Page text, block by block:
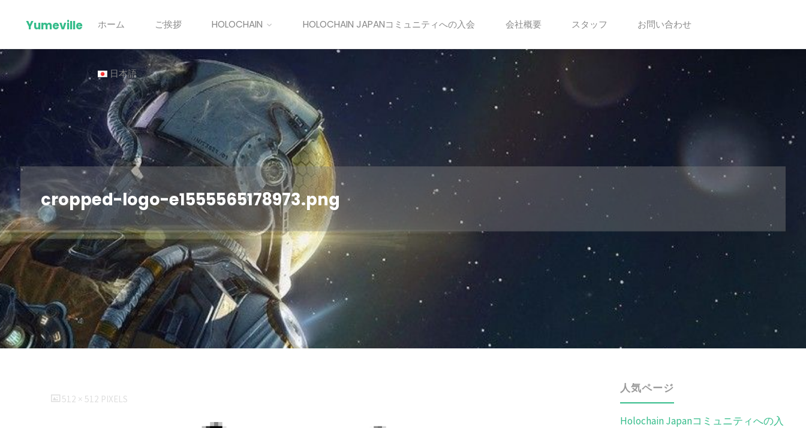
Yumeville ホーム ご挨拶 HOLOCHAIN HOLOCHAIN JAPANコミュニティへの入会 会社概要 スタッフ お問い合わせ
日本語
cropped-logo-e1555565178973.png
FULL512 × 512 PIXELS
人気ページ
Holochain Japanコミュニティへの入